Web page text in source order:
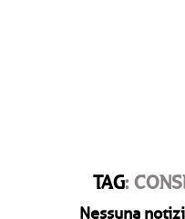
TAG:
Nessuna